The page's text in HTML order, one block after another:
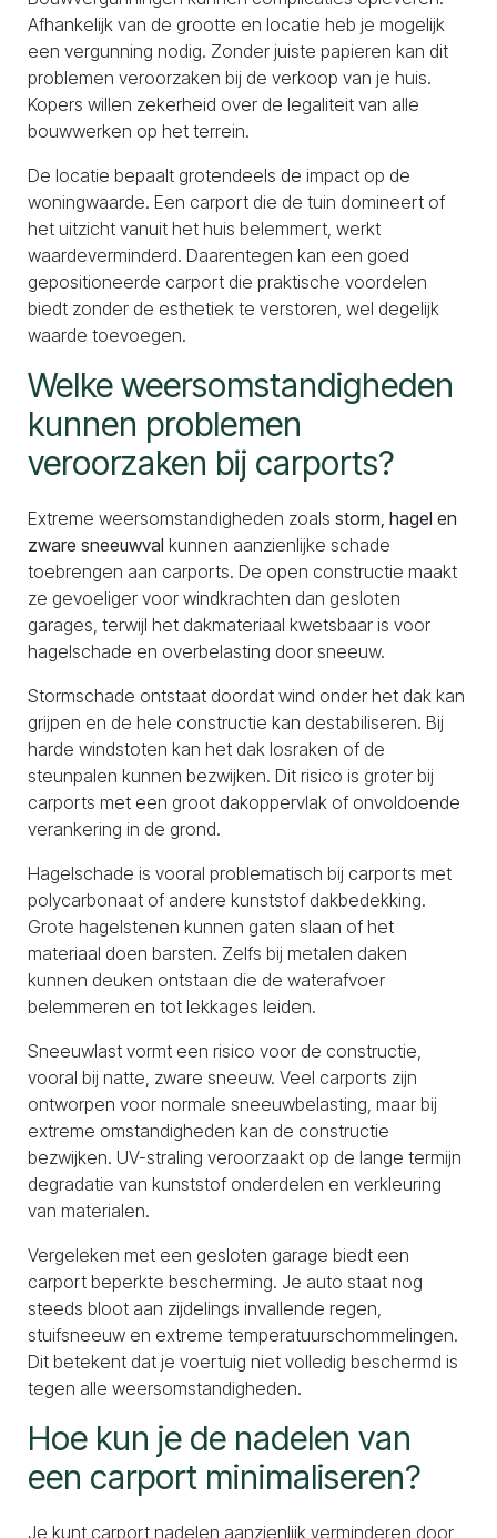
Afhankelijk van de grootte en locatie heb je mogelijk
een vergunning nodig. Zonder juiste papieren kan dit
problemen veroorzaken bij de verkoop van je huis.
Kopers willen zekerheid over de legaliteit van alle
bouwwerken op het terrein.
De locatie bepaalt grotendeels de impact op de
woningwaarde. Een carport die de tuin domineert of
het uitzicht vanuit het huis belemmert, werkt
waardeverminderd. Daarentegen kan een goed
gepositioneerde carport die praktische voordelen
biedt zonder de esthetiek te verstoren, wel degelijk
waarde toevoegen.
Welke weersomstandigheden
kunnen problemen
veroorzaken bij carports?
Extreme weersomstandigheden zoals storm, hagel en
zware sneeuwval kunnen aanzienlijke schade
toebrengen aan carports. De open constructie maakt
ze gevoeliger voor windkrachten dan gesloten
garages, terwijl het dakmateriaal kwetsbaar is voor
hagelschade en overbelasting door sneeuw.
Stormschade ontstaat doordat wind onder het dak kan
grijpen en de hele constructie kan destabiliseren. Bij
harde windstoten kan het dak losraken of de
steunpalen kunnen bezwijken. Dit risico is groter bij
carports met een groot dakoppervlak of onvoldoende
verankering in de grond.
Hagelschade is vooral problematisch bij carports met
polycarbonaat of andere kunststof dakbedekking.
Grote hagelstenen kunnen gaten slaan of het
materiaal doen barsten. Zelfs bij metalen daken
kunnen deuken ontstaan die de waterafvoer
belemmeren en tot lekkages leiden.
Sneeuwlast vormt een risico voor de constructie,
vooral bij natte, zware sneeuw. Veel carports zijn
ontworpen voor normale sneeuwbelasting, maar bij
extreme omstandigheden kan de constructie
bezwijken. UV-straling veroorzaakt op de lange termijn
degradatie van kunststof onderdelen en verkleuring
van materialen.
Vergeleken met een gesloten garage biedt een
carport beperkte bescherming. Je auto staat nog
steeds bloot aan zijdelings invallende regen,
stuifsneeuw en extreme temperatuurschommelingen.
Dit betekent dat je voertuig niet volledig beschermd is
tegen alle weersomstandigheden.
Hoe kun je de nadelen van
een carport minimaliseren?
Je kunt carport nadelen aanzienlijk verminderen door